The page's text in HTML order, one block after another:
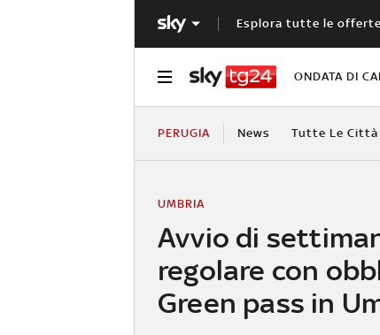
Esplora tutte le
ONDATA DI
PERUGIA News Tutte Le Città
Avvio di
regolare con
Green pass in
UMBRIA